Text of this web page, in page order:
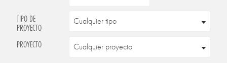
TIPO DE
PROYECTO
PROYECTO